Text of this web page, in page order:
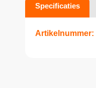
Specificaties
Artikelnummer: